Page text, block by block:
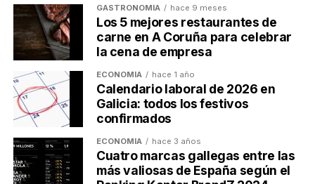
GASTRONOMÍA hace 9 meses
Los 5 mejores restaurantes de
carne en A Coruña para celebrar
la cena de empresa
ECONOMÍA hace 1 año
Calendario laboral de 2026 en
Galicia: todos los festivos
confirmados
ECONOMÍA hace 3 años
Cuatro marcas gallegas entre las
más valiosas de España según el